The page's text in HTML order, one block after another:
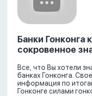
Банки Гонконга
сокровенное
Все, что Вы хотели
банках Гонконга.
информация по
Гонконге силами